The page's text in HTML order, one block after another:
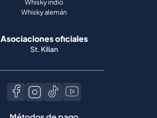
Whisky indio
Whisky alemán
Asociaciones oficiales
St. Kilian